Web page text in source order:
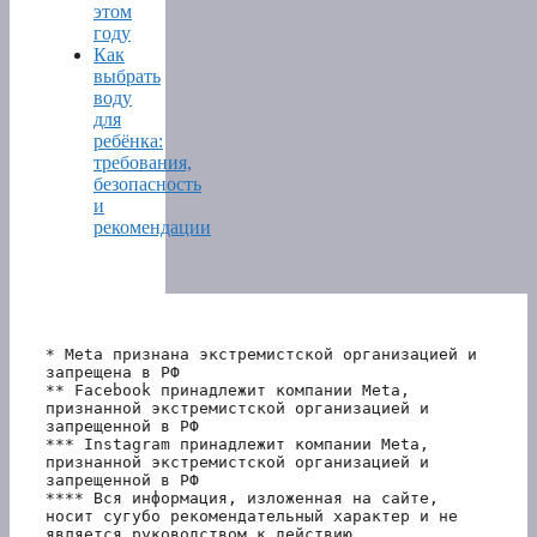
этом
году
Как
выбрать
воду
для
ребёнка:
требования,
безопасность
и
рекомендации
* Meta признана экстремистской организацией и
запрещена в РФ
** Facebook принадлежит компании Meta,
признанной экстремистской организацией и
запрещенной в РФ
*** Instagram принадлежит компании Meta,
признанной экстремистской организацией и
запрещенной в РФ
**** Вся информация, изложенная на сайте,
носит сугубо рекомендательный характер и не